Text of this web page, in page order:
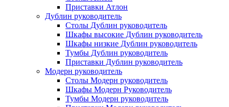
Приставки Атлон
Дублин руководитель
Столы Дублин руководитель
Шкафы высокие Дублин руководитель
Шкафы низкие Дублин руководитель
Тумбы Дублин руководитель
Приставки Дублин руководитель
Модерн руководитель
Столы Модерн руководитель
Шкафы Модерн Руководитель
Тумбы Модерн руководитель